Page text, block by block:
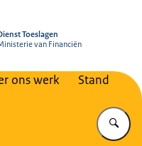
Toeslagen
van Financiën
ons werk
Stand